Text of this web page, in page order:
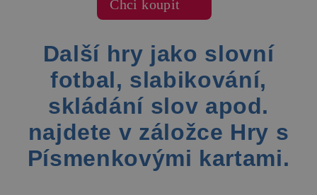
Chci koupit
Další hry jako slovní
fotbal, slabikování,
skládání slov apod.
najdete v záložce Hry s
Písmenkovými kartami.